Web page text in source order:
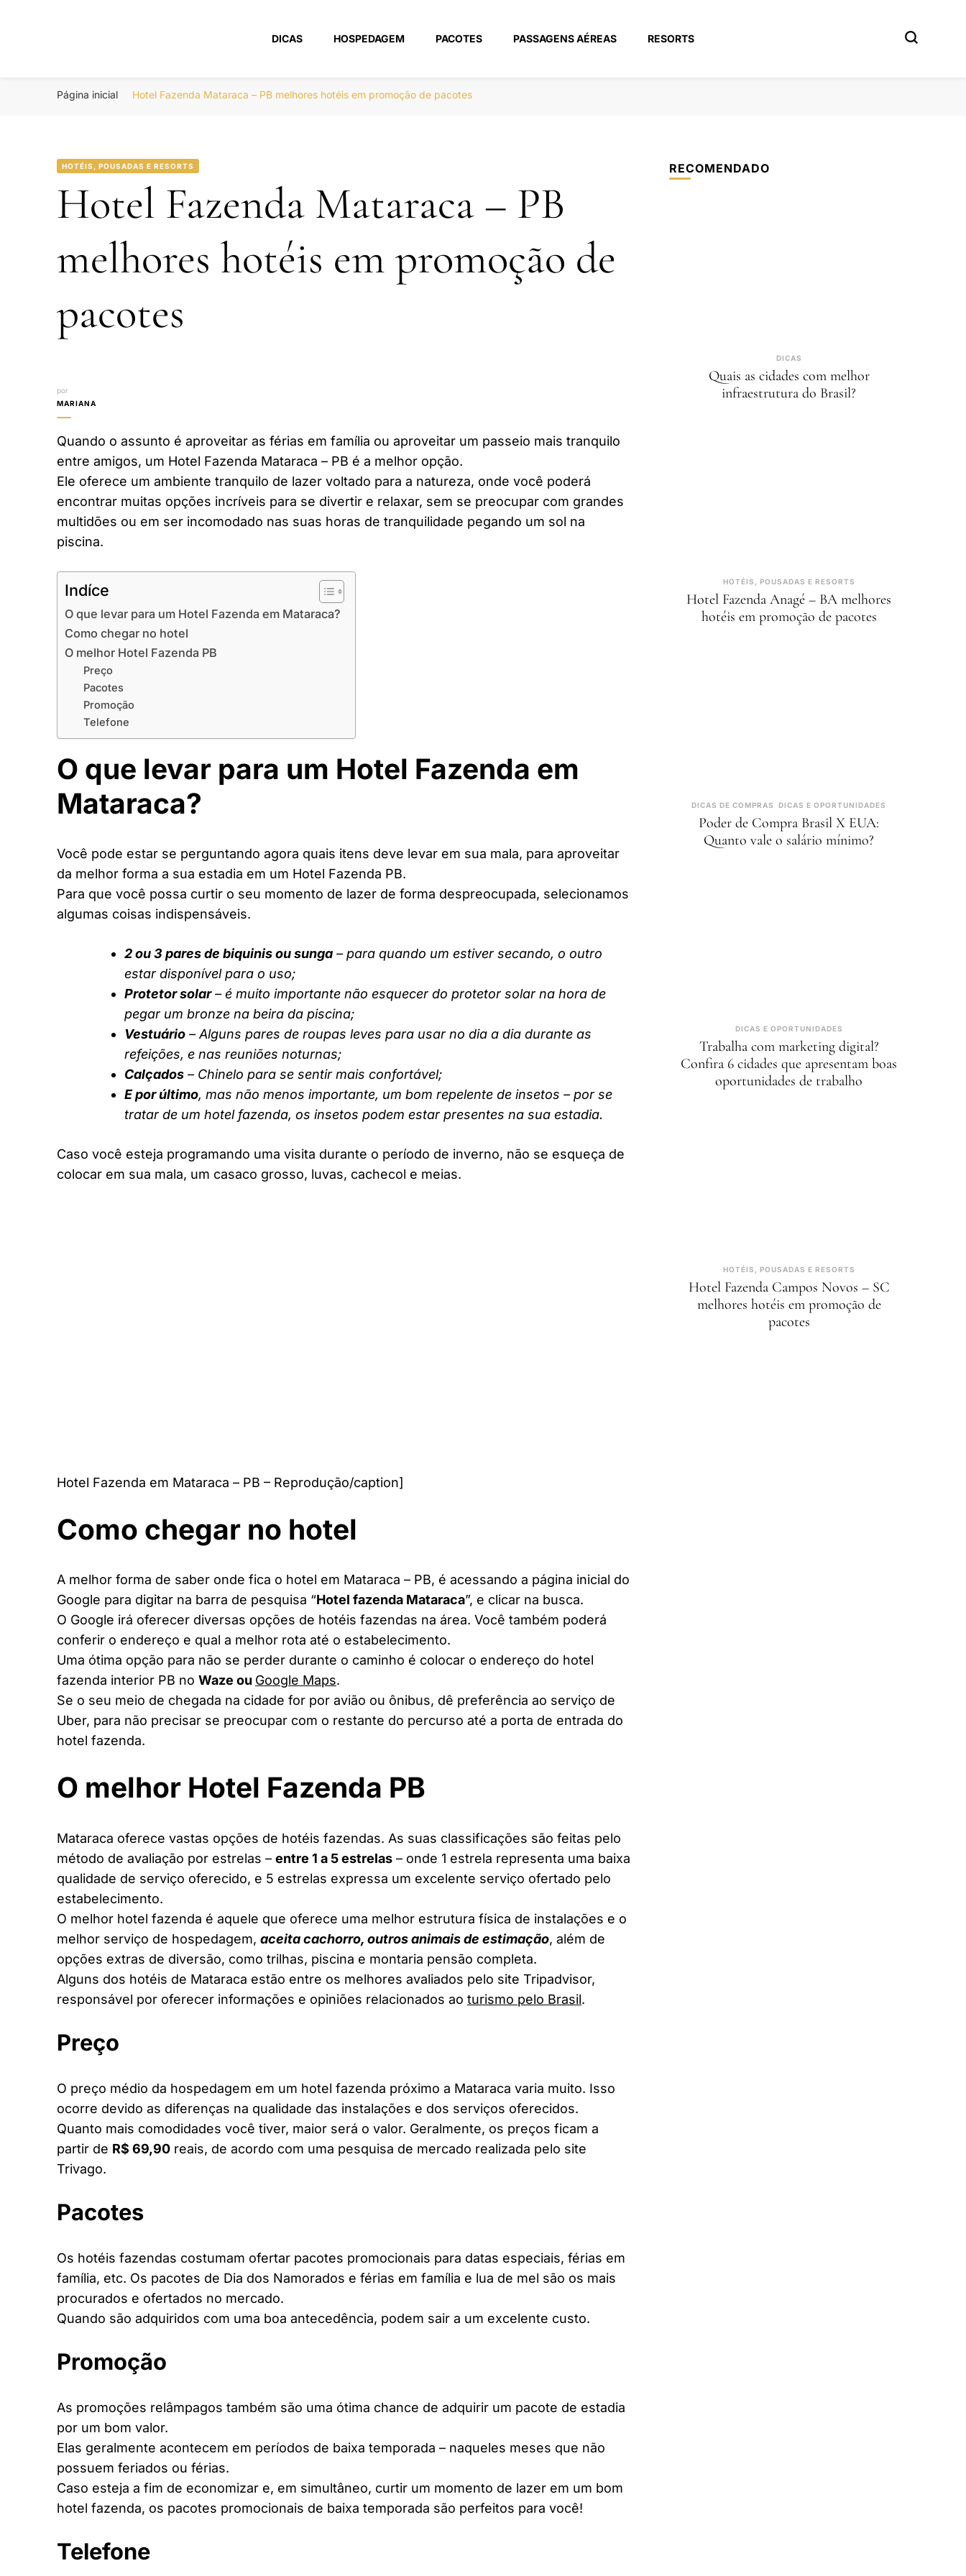
Portal Boa Viagem
DICAS HOSPEDAGEM PACOTES PASSAGENS AÉREAS RESORTS
Página inicial Hotel Fazenda Mataraca – PB melhores hotéis em promoção de pacotes
HOTÉIS, POUSADAS E RESORTS
Hotel Fazenda Mataraca – PB
melhores hotéis em promoção de
pacotes
por
MARIANA
Quando o assunto é aproveitar as férias em família ou aproveitar um passeio mais tranquilo
entre amigos, um Hotel Fazenda Mataraca – PB é a melhor opção.
Ele oferece um ambiente tranquilo de lazer voltado para a natureza, onde você poderá
encontrar muitas opções incríveis para se divertir e relaxar, sem se preocupar com grandes
multidões ou em ser incomodado nas suas horas de tranquilidade pegando um sol na
piscina.
Indíce
O que levar para um Hotel Fazenda em Mataraca?
Como chegar no hotel
O melhor Hotel Fazenda PB
Preço
Pacotes
Promoção
Telefone
O que levar para um Hotel Fazenda em
Mataraca?
Você pode estar se perguntando agora quais itens deve levar em sua mala, para aproveitar
da melhor forma a sua estadia em um Hotel Fazenda PB.
Para que você possa curtir o seu momento de lazer de forma despreocupada, selecionamos
algumas coisas indispensáveis.
2 ou 3 pares de biquinis ou sunga – para quando um estiver secando, o outro
estar disponível para o uso;
Protetor solar– é muito importante não esquecer do protetor solar na hora de
pegar um bronze na beira da piscina;
Vestuário – Alguns pares de roupas leves para usar no dia a dia durante as
refeições, e nas reuniões noturnas;
Calçados – Chinelo para se sentir mais confortável;
E por último, mas não menos importante, um bom repelente de insetos – por se
tratar de um hotel fazenda, os insetos podem estar presentes na sua estadia.
Caso você esteja programando uma visita durante o período de inverno, não se esqueça de
colocar em sua mala, um casaco grosso, luvas, cachecol e meias.
Hotel Fazenda em Mataraca – PB – Reprodução/caption]
Como chegar no hotel
A melhor forma de saber onde fica o hotel em Mataraca – PB, é acessando a página inicial do
Google para digitar na barra de pesquisa “Hotel fazenda Mataraca”, e clicar na busca.
O Google irá oferecer diversas opções de hotéis fazendas na área. Você também poderá
conferir o endereço e qual a melhor rota até o estabelecimento.
Uma ótima opção para não se perder durante o caminho é colocar o endereço do hotel
fazenda interior PB no Waze ou Google Maps.
Se o seu meio de chegada na cidade for por avião ou ônibus, dê preferência ao serviço de
Uber, para não precisar se preocupar com o restante do percurso até a porta de entrada do
hotel fazenda.
O melhor Hotel Fazenda PB
Mataraca oferece vastas opções de hotéis fazendas. As suas classificações são feitas pelo
método de avaliação por estrelas – entre 1 a 5 estrelas – onde 1 estrela representa uma baixa
qualidade de serviço oferecido, e 5 estrelas expressa um excelente serviço ofertado pelo
estabelecimento.
O melhor hotel fazenda é aquele que oferece uma melhor estrutura física de instalações e o
melhor serviço de hospedagem, aceita cachorro, outros animais de estimação, além de
opções extras de diversão, como trilhas, piscina e montaria pensão completa.
Alguns dos hotéis de Mataraca estão entre os melhores avaliados pelo site Tripadvisor,
responsável por oferecer informações e opiniões relacionados ao turismo pelo Brasil.
Preço
O preço médio da hospedagem em um hotel fazenda próximo a Mataraca varia muito. Isso
ocorre devido as diferenças na qualidade das instalações e dos serviços oferecidos.
Quanto mais comodidades você tiver, maior será o valor. Geralmente, os preços ficam a
partir de R$ 69,90 reais, de acordo com uma pesquisa de mercado realizada pelo site
Trivago.
Pacotes
Os hotéis fazendas costumam ofertar pacotes promocionais para datas especiais, férias em
família, etc. Os pacotes de Dia dos Namorados e férias em família e lua de mel são os mais
procurados e ofertados no mercado.
Quando são adquiridos com uma boa antecedência, podem sair a um excelente custo.
Promoção
As promoções relâmpagos também são uma ótima chance de adquirir um pacote de estadia
por um bom valor.
Elas geralmente acontecem em períodos de baixa temporada – naqueles meses que não
possuem feriados ou férias.
Caso esteja a fim de economizar e, em simultâneo, curtir um momento de lazer em um bom
hotel fazenda, os pacotes promocionais de baixa temporada são perfeitos para você!
Telefone
RECOMENDADO
DICAS
Quais as cidades com melhor
infraestrutura do Brasil?
HOTÉIS, POUSADAS E RESORTS
Hotel Fazenda Anagé – BA melhores
hotéis em promoção de pacotes
DICAS DE COMPRAS DICAS E OPORTUNIDADES
Poder de Compra Brasil X EUA:
Quanto vale o salário mínimo?
DICAS E OPORTUNIDADES
Trabalha com marketing digital?
Confira 6 cidades que apresentam boas
oportunidades de trabalho
HOTÉIS, POUSADAS E RESORTS
Hotel Fazenda Campos Novos – SC
melhores hotéis em promoção de
pacotes